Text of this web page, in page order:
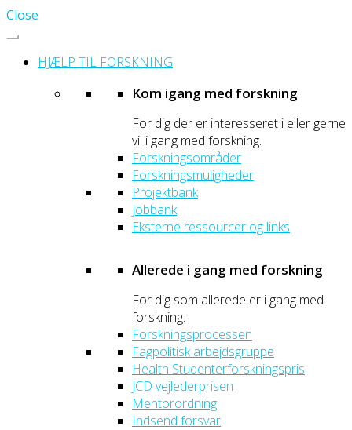
Close
HJÆLP TIL FORSKNING
Kom igang med forskning
For dig der er interesseret i eller gerne
vil i gang med forskning.
Forskningsområder
Forskningsmuligheder
Projektbank
Jobbank
Eksterne ressourcer og links
Allerede i gang med forskning
For dig som allerede er i gang med
forskning.
Forskningsprocessen
Fagpolitisk arbejdsgruppe
Health Studenterforskningspris
JCD vejlederprisen
Mentorordning
Indsend forsvar